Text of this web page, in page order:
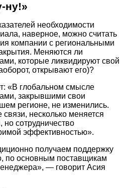
ну!»
необходимости
наверное, можно считать
компании с региональными
Меняются ли
которые ликвидируют свой
открывают его)?
«В глобальном смысле
закрывшими свои
регионе, не изменились.
несколько меняется
но сотрудничество
эффективностью».
получаем поддержку
по основным поставщикам
— говорит Асия